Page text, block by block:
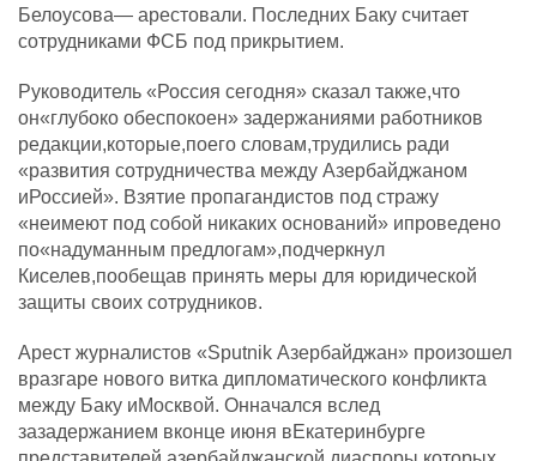
Белоусова— арестовали. Последних Баку считает
сотрудниками ФСБ под прикрытием.
Руководитель «Россия сегодня» сказал также,что
он«глубоко обеспокоен» задержаниями работников
редакции,которые,поего словам,трудились ради
«развития сотрудничества между Азербайджаном
иРоссией». Взятие пропагандистов под стражу
«неимеют под собой никаких оснований» ипроведено
по«надуманным предлогам»,подчеркнул
Киселев,пообещав принять меры для юридической
защиты своих сотрудников.
Арест журналистов «Sputnik Азербайджан» произошел
вразгаре нового витка дипломатического конфликта
между Баку иМосквой. Онначался вслед
зазадержанием вконце июня вЕкатеринбурге